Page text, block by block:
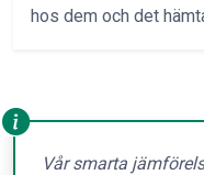
hos dem och det
Vår smarta